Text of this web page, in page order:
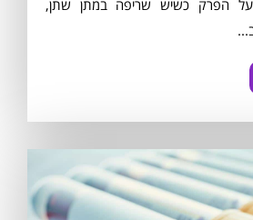
הפרק כשיש שריפה במתן שתן,